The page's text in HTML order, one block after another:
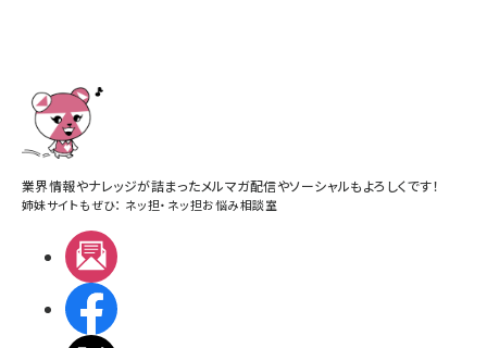
業界情報やナレッジが詰まったメルマガ配信やソーシャルもよろしくです！
姉妹サイトもぜひ： ネッ担・ ネッ担お悩み相談室